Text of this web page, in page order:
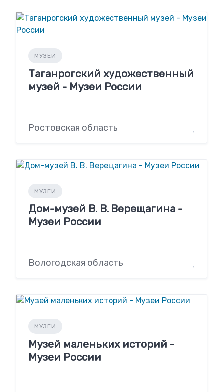
МУЗЕИ
Таганрогский художественный
музей - Музеи России
Ростовская область
МУЗЕИ
Дом-музей В. В. Верещагина -
Музеи России
Вологодская область
МУЗЕИ
Музей маленьких историй -
Музеи России